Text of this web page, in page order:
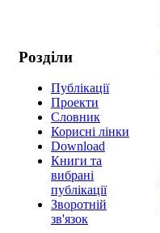
Розділи
Публікації
Проекти
Cловник
Корисні лінки
Download
Книги та
вибрані
публікації
Зворотній
зв'язок